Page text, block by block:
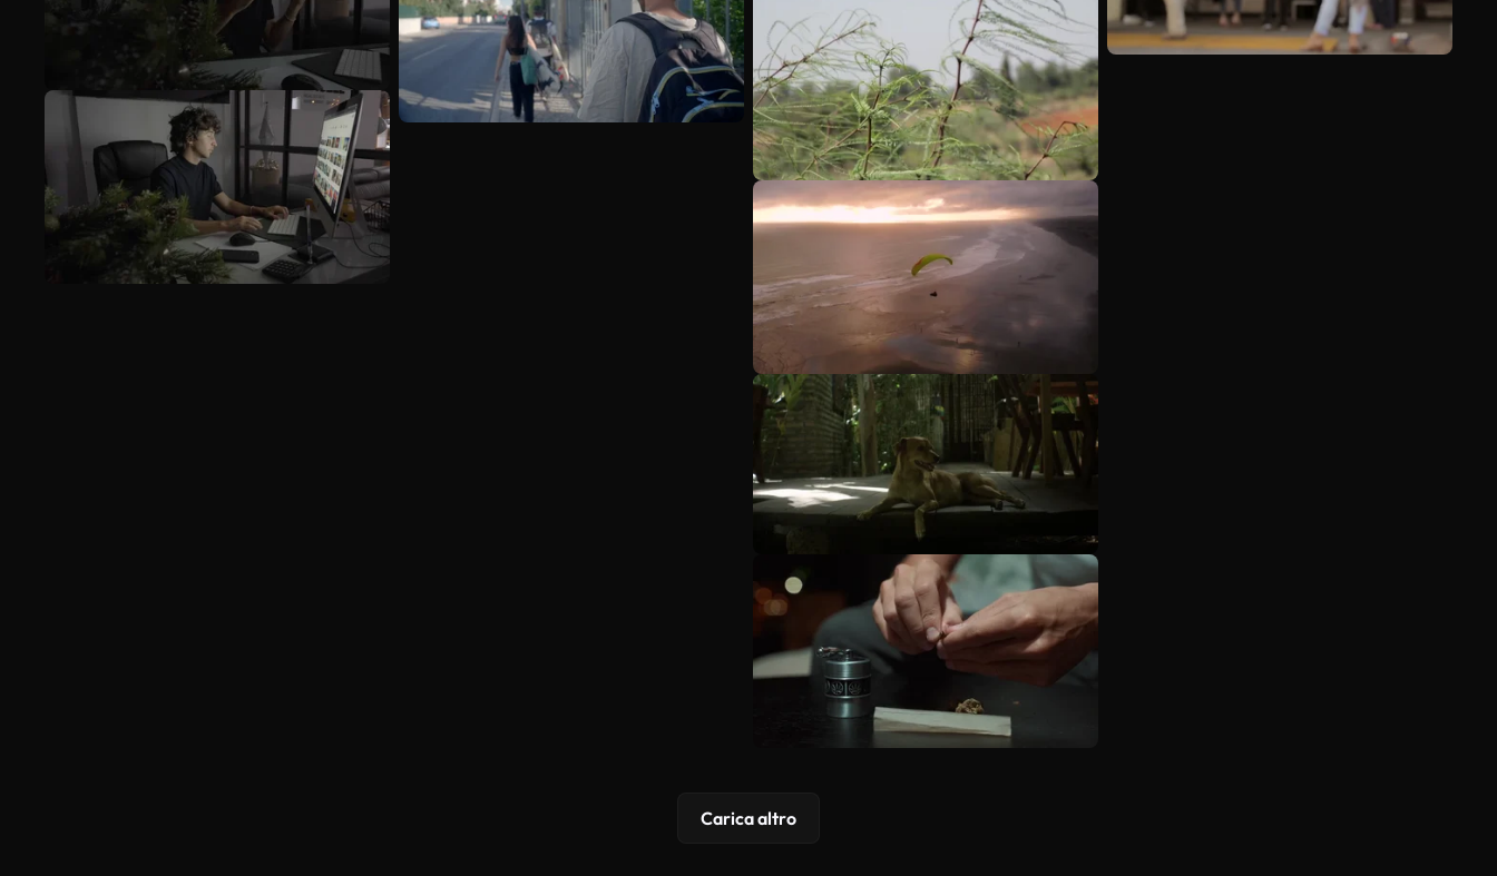
Carica altro